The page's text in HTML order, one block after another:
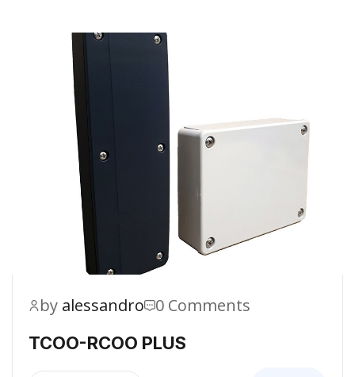
by alessandro 0 Comments
TCOO-RCOO PLUS